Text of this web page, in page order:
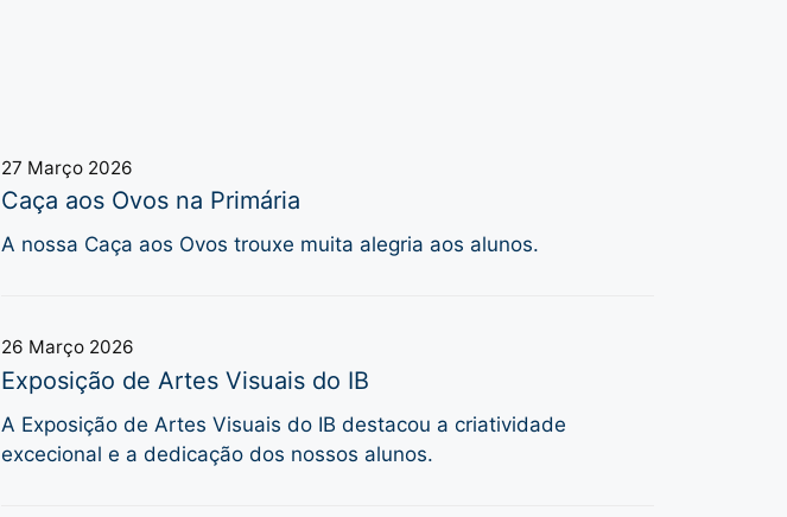
27 Março 2026
Caça aos Ovos na Primária
A nossa Caça aos Ovos trouxe muita alegria aos alunos.
26 Março 2026
Exposição de Artes Visuais do IB
A Exposição de Artes Visuais do IB destacou a criatividade
excecional e a dedicação dos nossos alunos.